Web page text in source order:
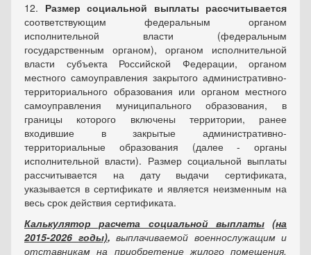
12. Размер социальной выплаты рассчитывается
соответствующим федеральным органом
исполнительной власти (федеральным
государственным органом), органом исполнительной
власти субъекта Российской Федерации, органом
местного самоуправления закрытого административно-
территориального образования или органом местного
самоуправления муниципального образования, в
границы которого включены территории, ранее
входившие в закрытые административно-
территориальные образования (далее - органы
исполнительной власти). Размер социальной выплаты
рассчитывается на дату выдачи сертификата,
указывается в сертификате и является неизменным на
весь срок действия сертификата.
Калькулятор расчета социальной выплаты(на
2015-2026 годы), выплачиваемой военнослужащим и
отставникам на приобретение жилого помещения,